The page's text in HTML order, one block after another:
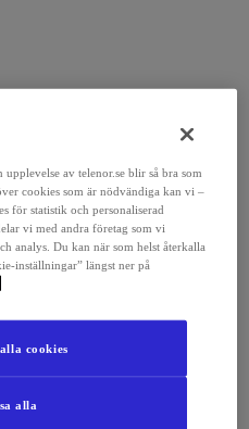
av telenor.se blir så bra som
cookies som är nödvändiga kan vi –
för statistik och personaliserad
vi med andra företag som vi
analys. Du kan när som helst återkalla
inställningar” längst ner på
alla
cookies